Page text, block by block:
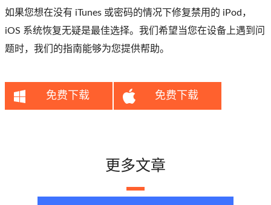
如果您想在没有 iTunes 或密码的情况下修复禁用的 iPod，
iOS 系统恢复无疑是最佳选择。我们希望当您在设备上遇到问
题时，我们的指南能够为您提供帮助。
免费下载 免费下载
更多文章